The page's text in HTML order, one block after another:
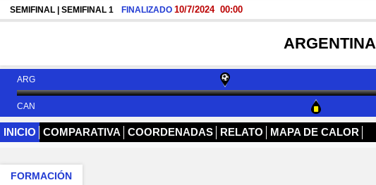
SEMIFINAL | SEMIFINAL 1 FINALIZADO 10/7/2024 00:00
ARGENTINA
ARG
CAN
RELATO MAPA DE CALOR
COORDENADAS
COMPARATIVA
INICIO
FORMACIÓN